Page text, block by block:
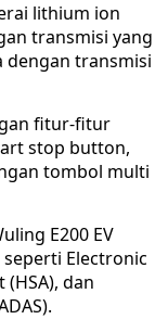
lithium ion
transmisi yang
dengan transmisi
fitur-fitur
stop button,
tombol multi
E200 EV
Electronic
(HSA), dan